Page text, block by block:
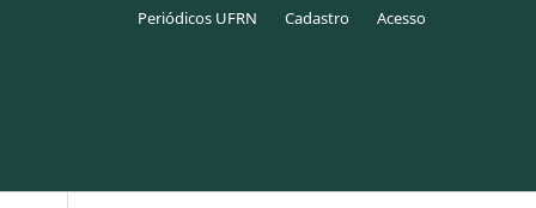
Periódicos UFRN Cadastro Acesso